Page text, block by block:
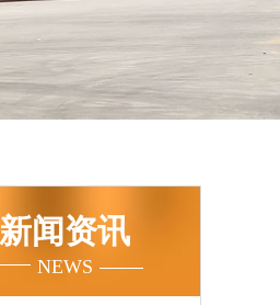
新闻资讯
NEWS